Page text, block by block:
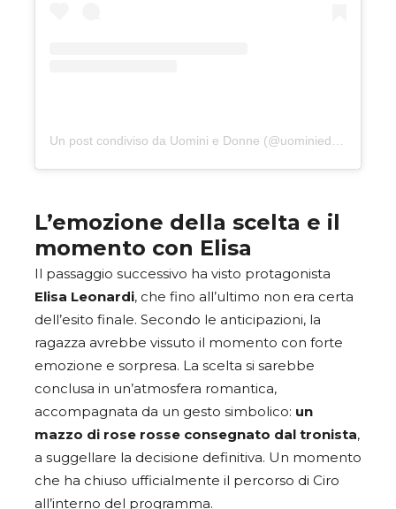
L’emozione della scelta e il
momento con Elisa
Il passaggio successivo ha visto protagonista
Elisa Leonardi, che fino all’ultimo non era certa
dell’esito finale. Secondo le anticipazioni, la
ragazza avrebbe vissuto il momento con forte
emozione e sorpresa. La scelta si sarebbe
conclusa in un’atmosfera romantica,
accompagnata da un gesto simbolico: un
mazzo di rose rosse consegnato dal tronista,
a suggellare la decisione definitiva. Un momento
che ha chiuso ufficialmente il percorso di Ciro
all’interno del programma.